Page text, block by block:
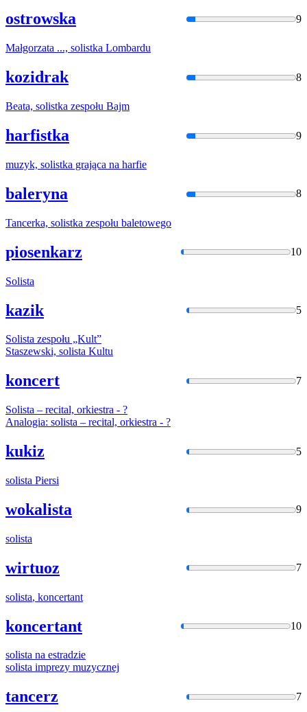
ostrowska 9
Małgorzata ..., solistka Lombardu
kozidrak 8
Beata, solistka zespołu Bajm
harfistka 9
muzyk, solistka grająca na harfie
baleryna 8
Tancerka, solistka zespołu baletowego
piosenkarz 10
Solista
kazik 5
Solista zespołu „Kult”
Staszewski, solista Kultu
koncert 7
Solista – recital, orkiestra - ?
Analogia: solista – recital, orkiestra - ?
kukiz 5
solista Piersi
wokalista 9
solista
wirtuoz 7
solista, koncertant
koncertant 10
solista na estradzie
solista imprezy muzycznej
tancerz 7